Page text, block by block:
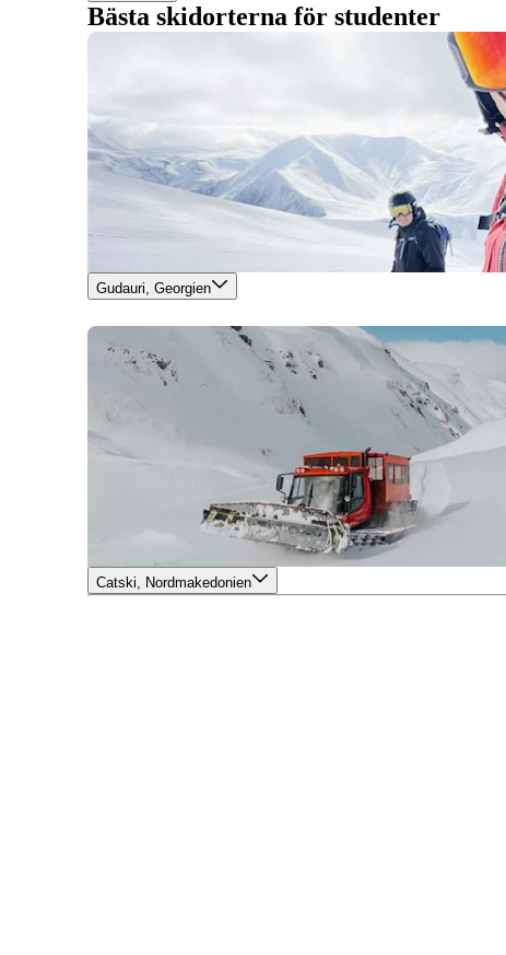
Bästa skidorterna för studenter
Gudauri, Georgien
Catski, Nordmakedonien